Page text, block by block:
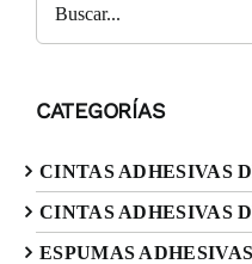
CATEGORÍAS
CINTAS ADHESIVAS
CINTAS ADHESIVAS
ESPUMAS